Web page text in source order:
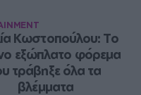
Κωστοπούλου: Το
εξώπλατο φόρεμα
τράβηξε όλα τα
βλέμματα